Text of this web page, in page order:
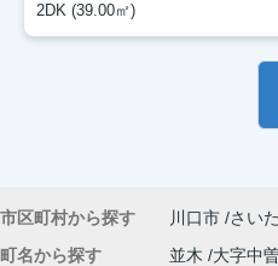
2DK (39.00㎡)
市区町村から探す 川口市 さい
町名から探す
並木 大字中